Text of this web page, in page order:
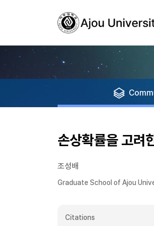
손상확률을 고려
조성배
Graduate School of Ajou
Citations